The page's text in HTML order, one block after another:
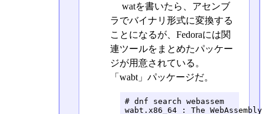
watを書いたら、アセンブ
ラでバイナリ形式に変換する
ことになるが、Fedoraには関
連ツールをまとめたパッケー
ジが用意されている。
「wabt」パッケージだ。
# dnf search webassem
wabt.x86_64 : The